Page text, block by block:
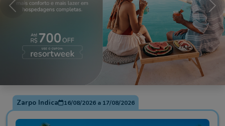
Anterior
Zarpo Indica 16/08/2026a 17/08/2026